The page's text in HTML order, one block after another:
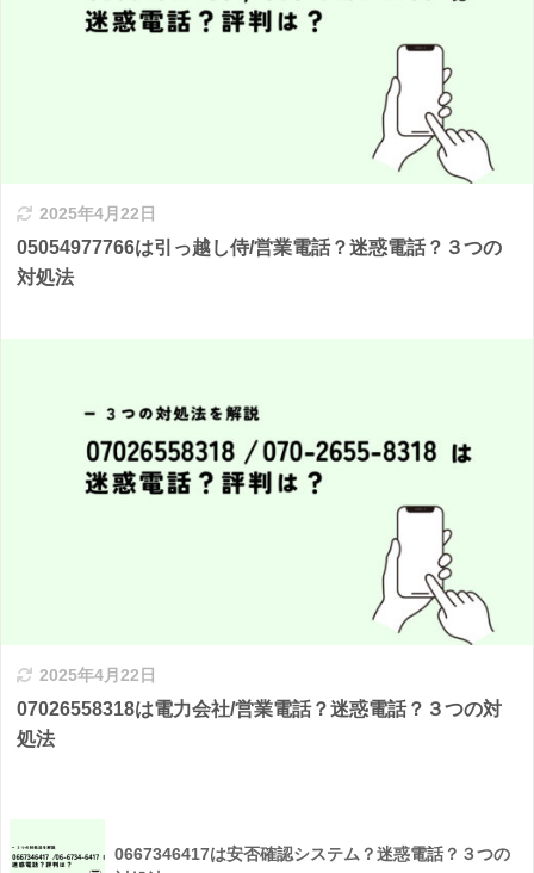
2025年4月22日
05054977766は引っ越し侍/営業電話？迷惑電話？３つの
対処法
2025年4月22日
07026558318は電力会社/営業電話？迷惑電話？３つの対
処法
0667346417は安否確認システム？迷惑電話？３つの